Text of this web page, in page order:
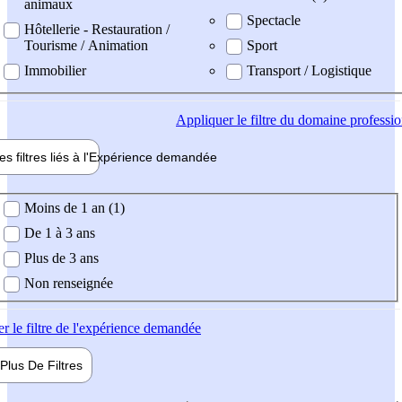
animaux
Hôtellerie - Restauration /
Tourisme / Animation
Immobilier
Spectacle
Sport
Transport / Logistique
Appliquerle filtre du domaine
filtres liés à l'Expérience demandée
demandée
Moins de 1 an (1)
De 1 à 3 ans
Plus de 3 ans
Non renseignée
le filtre de l'expérience demandée
Plus De Filtres